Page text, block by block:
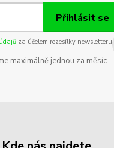
Přihlásit se
za účelem rozesílky newsletteru.
maximálně jednou za měsíc.